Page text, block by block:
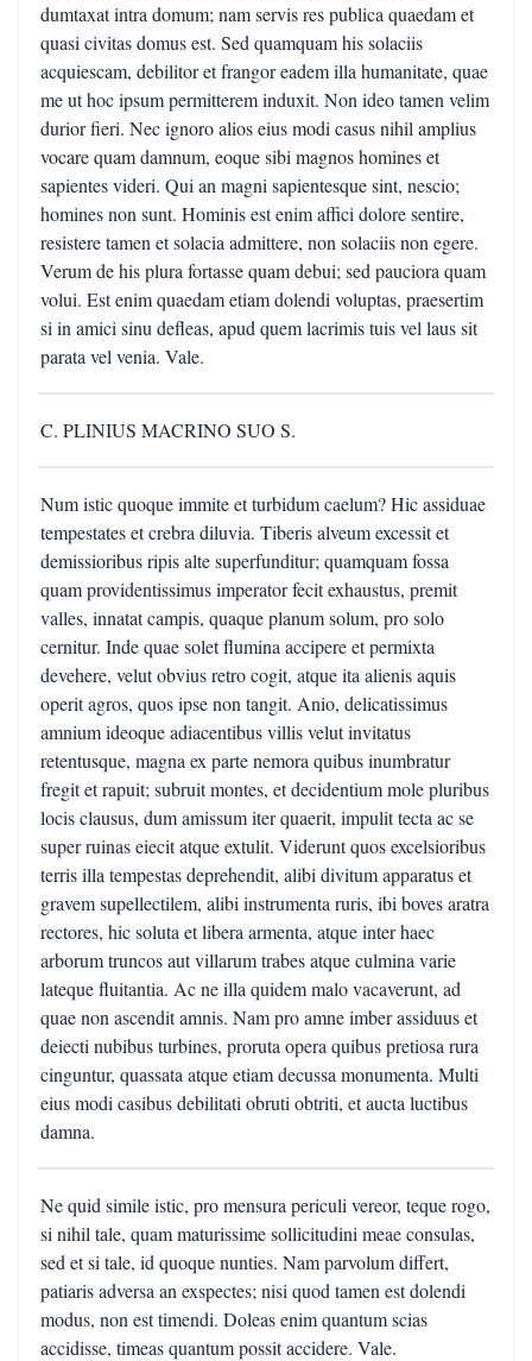
dumtaxat intra domum; nam servis res publica quaedam et
quasi civitas domus est. Sed quamquam his solaciis
acquiescam, debilitor et frangor eadem illa humanitate, quae
me ut hoc ipsum permitterem induxit. Non ideo tamen velim
durior fieri. Nec ignoro alios eius modi casus nihil amplius
vocare quam damnum, eoque sibi magnos homines et
sapientes videri. Qui an magni sapientesque sint, nescio;
homines non sunt. Hominis est enim affici dolore sentire,
resistere tamen et solacia admittere, non solaciis non egere.
Verum de his plura fortasse quam debui; sed pauciora quam
volui. Est enim quaedam etiam dolendi voluptas, praesertim
si in amici sinu defleas, apud quem lacrimis tuis vel laus sit
parata vel venia. Vale.
C. PLINIUS MACRINO SUO S.
Num istic quoque immite et turbidum caelum? Hic assiduae
tempestates et crebra diluvia. Tiberis alveum excessit et
demissioribus ripis alte superfunditur; quamquam fossa
quam providentissimus imperator fecit exhaustus, premit
valles, innatat campis, quaque planum solum, pro solo
cernitur. Inde quae solet flumina accipere et permixta
devehere, velut obvius retro cogit, atque ita alienis aquis
operit agros, quos ipse non tangit. Anio, delicatissimus
amnium ideoque adiacentibus villis velut invitatus
retentusque, magna ex parte nemora quibus inumbratur
fregit et rapuit; subruit montes, et decidentium mole pluribus
locis clausus, dum amissum iter quaerit, impulit tecta ac se
super ruinas eiecit atque extulit. Viderunt quos excelsioribus
terris illa tempestas deprehendit, alibi divitum apparatus et
gravem supellectilem, alibi instrumenta ruris, ibi boves aratra
rectores, hic soluta et libera armenta, atque inter haec
arborum truncos aut villarum trabes atque culmina varie
lateque fluitantia. Ac ne illa quidem malo vacaverunt, ad
quae non ascendit amnis. Nam pro amne imber assiduus et
deiecti nubibus turbines, proruta opera quibus pretiosa rura
cinguntur, quassata atque etiam decussa monumenta. Multi
eius modi casibus debilitati obruti obtriti, et aucta luctibus
damna.
Ne quid simile istic, pro mensura periculi vereor, teque rogo,
si nihil tale, quam maturissime sollicitudini meae consulas,
sed et si tale, id quoque nunties. Nam parvolum differt,
patiaris adversa an exspectes; nisi quod tamen est dolendi
modus, non est timendi. Doleas enim quantum scias
accidisse, timeas quantum possit accidere. Vale.